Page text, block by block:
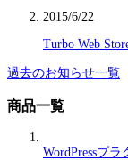
2015/6/22
Turbo Web
過去のお知らせ一覧
商品一覧
WordPressプラ